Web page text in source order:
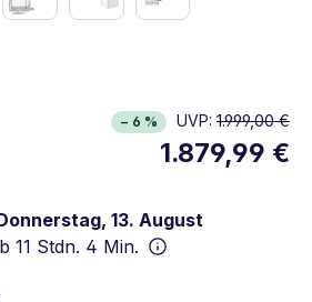
Energielabel anzeigen
E. Höchste bis niedrigste
Fenster
− 6 % UVP: 1.999,00 €
1.879,99 €
13. August
11 Stdn. 4 Min.